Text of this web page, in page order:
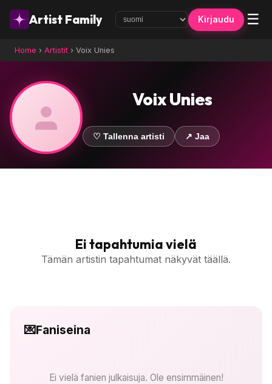
Artist Family Kirjaudu ☰
Home › Artistit › Voix Unies
Voix Unies
♡ Tallenna artisti ↗ Jaa
Ei tapahtumia vielä
Tämän artistin tapahtumat näkyvät täällä.
💌Faniseina
Ei vielä fanien julkaisuja. Ole ensimmäinen!